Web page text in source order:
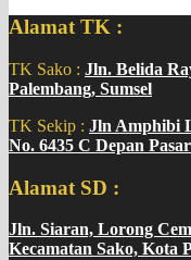
Alamat TK :
TK Sako : Jln. Belida
Palembang, Sumsel
TK Sekip : Jln Amphibi
No. 6435 C Depan
Alamat SD :
Jln. Siaran, Lorong
Kecamatan Sako, Kota